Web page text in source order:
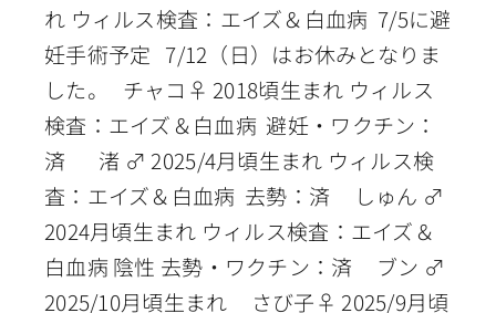
れ ウィルス検査：エイズ＆白血病 7/5に避
妊手術予定 7/12（日）はお休みとなりま
した。 チャコ♀ 2018頃生まれ ウィルス
検査：エイズ＆白血病 避妊・ワクチン：
済 渚 ♂ 2025/4月頃生まれ ウィルス検
査：エイズ＆白血病 去勢：済 しゅん ♂
2024月頃生まれ ウィルス検査：エイズ＆
白血病 陰性 去勢・ワクチン：済 ブン ♂
2025/10月頃生まれ さび子♀ 2025/9月頃